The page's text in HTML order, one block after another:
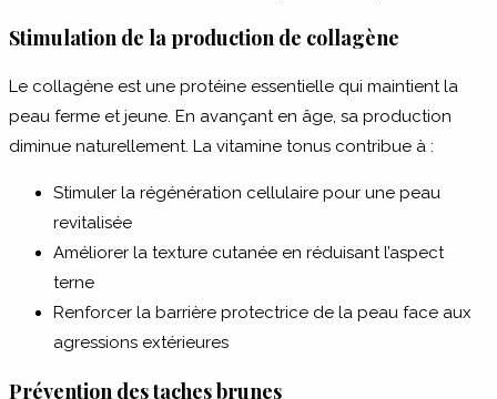
Stimulation de la production de collagène
Le collagène est une protéine essentielle qui maintient la
peau ferme et jeune. En avançant en âge, sa production
diminue naturellement. La vitamine tonus contribue à :
Stimuler la régénération cellulaire pour une peau
revitalisée
Améliorer la texture cutanée en réduisant l’aspect
terne
Renforcer la barrière protectrice de la peau face aux
agressions extérieures
Prévention des taches brunes